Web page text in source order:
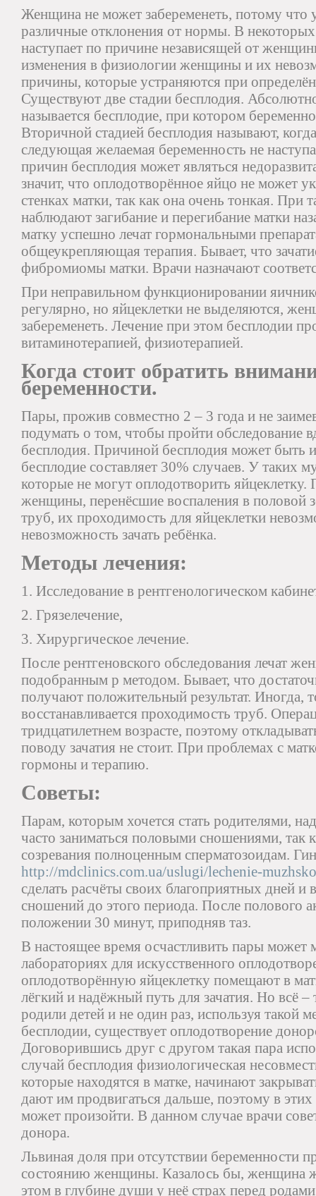
Женщина не может забеременеть, потому что
различные отклонения от нормы. В
наступает по причине независящей от
изменения в физиологии женщины и их
причины, которые устраняются при
Существуют две стадии бесплодия.
называется бесплодие, при котором
Вторичной стадией бесплодия называют,
следующая желаемая беременность не
причин бесплодия может являться
значит, что оплодотворённое яйцо не может
стенках матки, так как она очень тонкая. При
наблюдают загибание и перегибание матки
матку успешно лечат гормональными
общеукрепляющая терапия. Бывает, что
фибромиомы матки. Врачи назначают
При неправильном функционировании
регулярно, но яйцеклетки не выделяются,
забеременеть. Лечение при этом бесплодии
витаминотерапией, физиотерапией.
Когда стоит обратить
беременности.
Пары, прожив совместно 2 – 3 года и не
подумать о том, чтобы пройти обследование
бесплодия. Причиной бесплодия может
бесплодие составляет 30% случаев. У таких
которые не могут оплодотворить
женщины, перенёсшие воспаления в половой
труб, их проходимость для яйцеклетки
невозможность зачать ребёнка.
Методы лечения:
1. Исследование в рентгенологическом
2. Грязелечение,
3. Хирургическое лечение.
После рентгеновского обследования лечат
подобранным р методом. Бывает, что
получают положительный результат. Иногда,
восстанавливается проходимость труб.
тридцатилетнем возрасте, поэтому
поводу зачатия не стоит. При проблемах с
гормоны и терапию.
Советы:
Парам, которым хочется стать родителями,
часто заниматься половыми сношениями, так
созревания полноценным сперматозоидам.
http://mdclinics.com.ua/uslugi/lechenie-
сделать расчёты своих благоприятных дней и
сношений до этого периода. После полового
положении 30 минут, приподняв таз.
В настоящее время осчастливить пары может
лабораториях для искусственного
оплодотворённую яйцеклетку помещают в
лёгкий и надёжный путь для зачатия. Но всё
родили детей и не один раз, используя такой
бесплодии, существует оплодотворение
Договорившись друг с другом такая пара
случай бесплодия физиологическая
которые находятся в матке, начинают
дают им продвигаться дальше, поэтому в этих
может произойти. В данном случае врачи
донора.
Львиная доля при отсутствии беременности
состоянию женщины. Казалось бы, женщина
этом в глубине души у неё страх перед